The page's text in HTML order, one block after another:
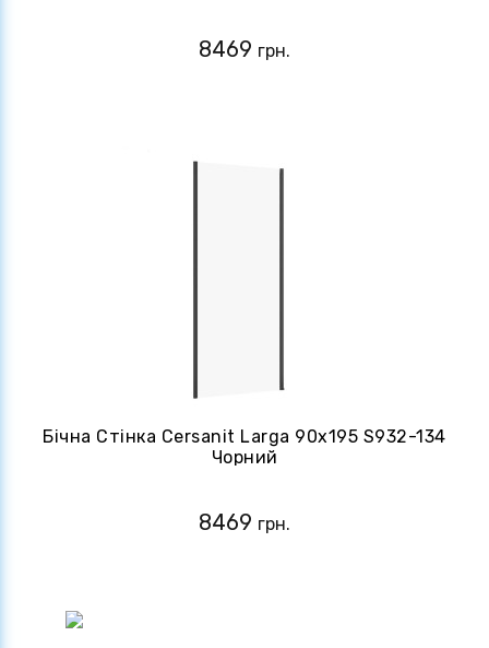
8469 грн.
Бічна Стінка Cersanit Larga 90х195 S932-134
Чорний
8469 грн.